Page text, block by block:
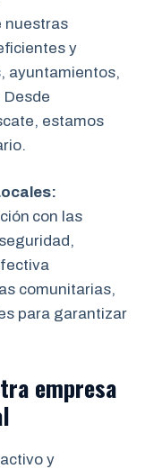
nuestras
y
ayuntamientos,
estamos
con las
comunitarias,
para garantizar
empresa
y